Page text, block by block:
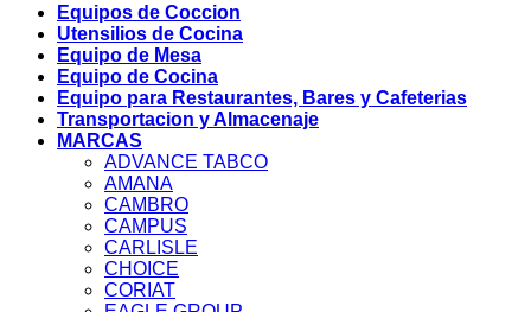
Equipos de Coccion
Utensilios de Cocina
Equipo de Mesa
Equipo de Cocina
Equipo para Restaurantes, Bares y Cafeterias
Transportacion y Almacenaje
MARCAS
ADVANCE TABCO
AMANA
CAMBRO
CAMPUS
CARLISLE
CHOICE
CORIAT